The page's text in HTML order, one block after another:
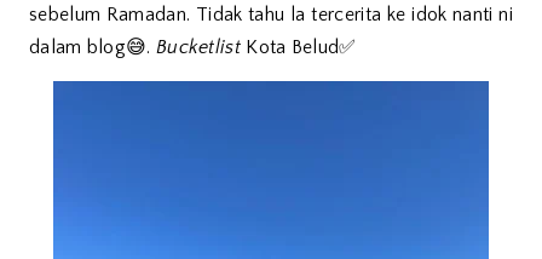
sebelum Ramadan. Tidak tahu la tercerita ke idok nanti ni
dalam blog😅. BucketlistKota Belud✅